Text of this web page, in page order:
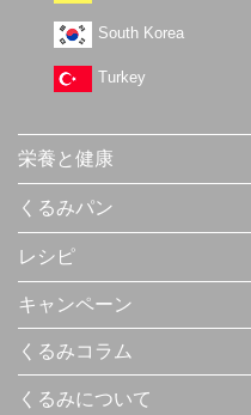
South Korea
Turkey
栄養と健康
くるみパン
レシピ
キャンペーン
くるみコラム
くるみについて